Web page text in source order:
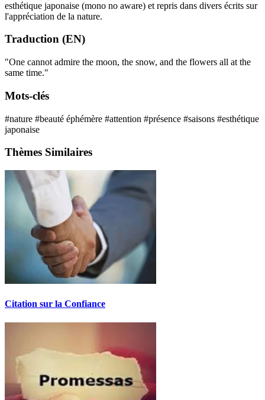
esthétique japonaise (mono no aware) et repris dans divers écrits sur
l'appréciation de la nature.
Traduction (EN)
"One cannot admire the moon, the snow, and the flowers all at the
same time."
Mots-clés
#nature #beauté éphémère #attention #présence #saisons #esthétique
japonaise
Thèmes Similaires
Citation sur la Confiance